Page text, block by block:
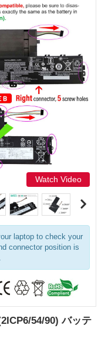
Watch Video
laptop to check your
connector position is
54/90) バッテ